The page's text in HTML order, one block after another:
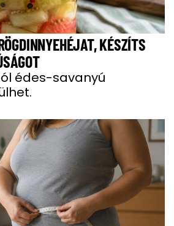
KÉSZÍTS
édes-savanyú